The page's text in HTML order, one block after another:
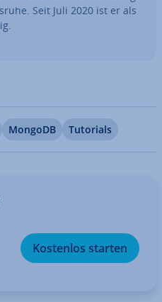
Seit Juli 2020 ist er als
MongoDB Tutorials
Kostenlos starten